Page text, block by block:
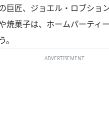
巨匠、ジョエル・ロブショ
焼菓子は、ホームパーティ
ADVERTISEMENT